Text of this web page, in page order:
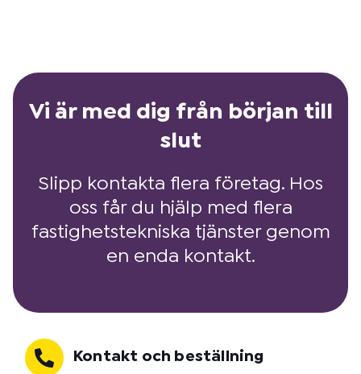
Vi är med dig från början till
slut
Slipp kontakta flera företag. Hos
oss får du hjälp med flera
fastighetstekniska tjänster genom
en enda kontakt.
Kontakt och beställning